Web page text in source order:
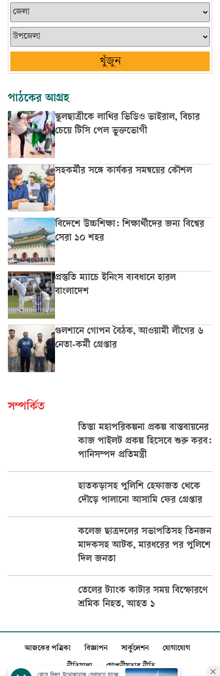
খুঁজুন
পাঠকের আগ্রহ
স্কুলছাত্রীকে লাথির ভিডিও ভাইরাল, বিচার
চেয়ে টিসি পেল ভুক্তভোগী
সহকর্মীর সঙ্গে কার্যকর সমন্বয়ের কৌশল
বিদেশে উচ্চশিক্ষা: শিক্ষার্থীদের জন্য বিশ্বের
সেরা ১০ শহর
প্রস্তুতি ম্যাচে ইনিংস ব্যবধানে হারল
বাংলাদেশ
গুলশানে গোপন বৈঠক, আওয়ামী লীগের ৬
নেতা-কর্মী গ্রেপ্তার
সম্পর্কিত
তিস্তা মহাপরিকল্পনা প্রকল্প বাস্তবায়নের
কাজ পাইলট প্রকল্প হিসেবে শুরু করব:
পানিসম্পদ প্রতিমন্ত্রী
হাতকড়াসহ পুলিশি হেফাজত থেকে
দৌড়ে পালানো আসামি ফের গ্রেপ্তার
কলেজ ছাত্রদলের সভাপতিসহ তিনজন
মাদকসহ আটক, মারধরের পর পুলিশে
দিল জনতা
তেলের ট্যাংক কাটার সময় বিস্ফোরণে
শ্রমিক নিহত, আহত ১
আজকের পত্রিকা বিজ্ঞাপন সার্কুলেশন যোগাযোগ
নীতিমালা গোপনীয়তার নীতি
রোমে বিকল উড়োজাহাজ মেরামতে যাচ্ছে